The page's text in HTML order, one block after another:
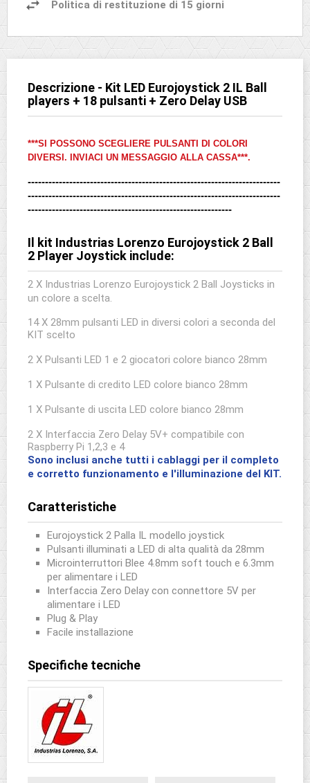
Politica di restituzione di 15 giorni
Descrizione - Kit LED Eurojoystick 2 IL Ball
players + 18 pulsanti + Zero Delay USB
***SI POSSONO SCEGLIERE PULSANTI DI COLORI
DIVERSI. INVIACI UN MESSAGGIO ALLA CASSA***.
-------------------------------------------------------------------------
-------------------------------------------------------------------------
-----------------------------------------------------------
Il kit Industrias Lorenzo Eurojoystick 2 Ball
2 Player Joystick include:
2 X Industrias Lorenzo Eurojoystick 2 Ball Joysticks in
un colore a scelta.
14 X 28mm pulsanti LED in diversi colori a seconda del
KIT scelto
2 X Pulsanti LED 1 e 2 giocatori colore bianco 28mm
1 X Pulsante di credito LED colore bianco 28mm
1 X Pulsante di uscita LED colore bianco 28mm
2 X Interfaccia Zero Delay 5V+ compatibile con
Raspberry Pi 1,2,3 e 4
Sono inclusi anche tutti i cablaggi per il completo
e corretto funzionamento e l'illuminazione del KIT.
Caratteristiche
Eurojoystick 2 Palla IL modello joystick
Pulsanti illuminati a LED di alta qualità da 28mm
Microinterruttori Blee 4.8mm soft touch e 6.3mm
per alimentare i LED
Interfaccia Zero Delay con connettore 5V per
alimentare i LED
Plug & Play
Facile installazione
Specifiche tecniche